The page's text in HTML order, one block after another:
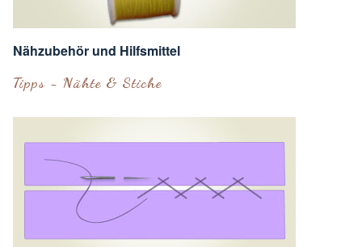
Nähzubehör und Hilfsmittel
Tipps - Nähte & Stiche